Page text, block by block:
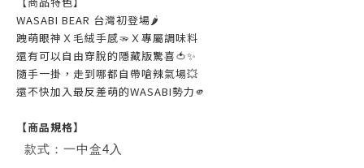
WASABI BEAR 台灣初登場🌶️
跩萌眼神Ｘ毛絨手感🫳Ｘ專屬調味料
還有可以自由穿脫的隱藏版驚喜🍅✨
隨手一掛，走到哪都自帶嗆辣氣場💥
還不快加入最反差萌的WASABI勢力🫵
【商品規格】
款式：一中盒4入